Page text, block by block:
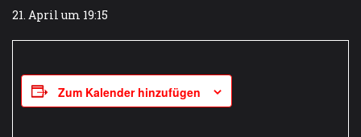
21. April um 19:15
Zum Kalender hinzufügen